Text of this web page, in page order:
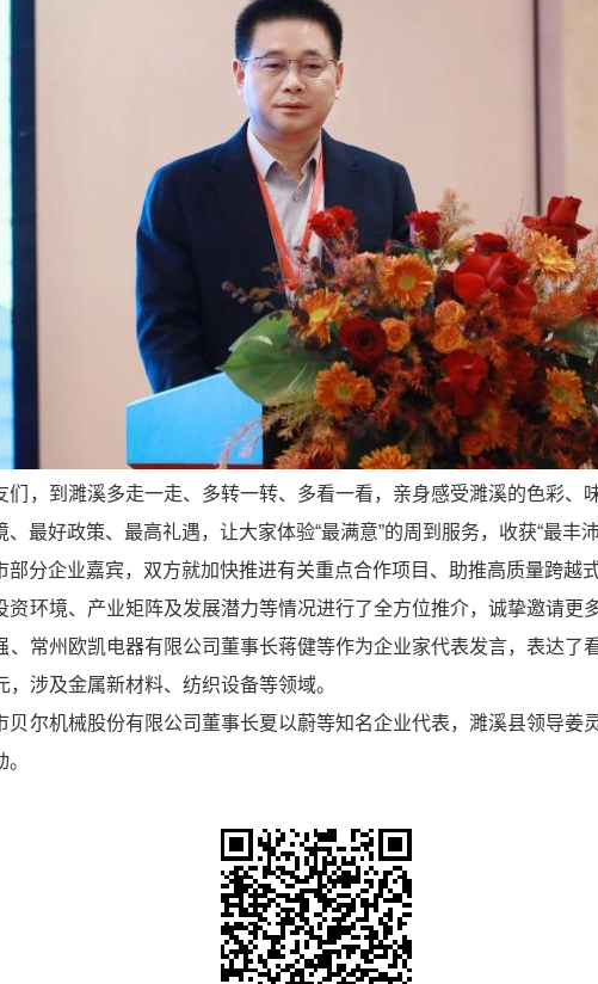
，到濉溪多走一走、多转一转、多看一看，亲身感受濉溪的色彩、
最好政策、最高礼遇，让大家体验“最满意”的周到服务，收获“最丰沛
分企业嘉宾，双方就加快推进有关重点合作项目、助推高质量跨越
环境、产业矩阵及发展潜力等情况进行了全方位推介，诚挚邀请更
、常州欧凯电器有限公司董事长蒋健等作为企业家代表发言，表达了
涉及金属新材料、纺织设备等领域。
贝尔机械股份有限公司董事长夏以蔚等知名企业代表，濉溪县领导姜